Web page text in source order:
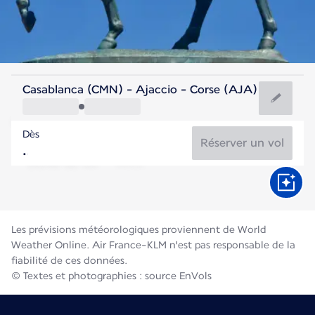
France
Ajaccio
France
Casablanca (CMN) - Ajaccio - Corse (AJA)
Dès
Réserver un vol
Les prévisions météorologiques proviennent de World
Weather Online. Air France-KLM n'est pas responsable de la
fiabilité de ces données.
© Textes et photographies : source EnVols